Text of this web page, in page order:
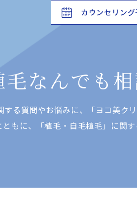
カウンセリング
毛なんでも
る質問やお悩みに、「ヨコ美ク
もに、「植⽑・⾃⽑植⽑」に関